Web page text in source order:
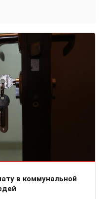
в коммунальной